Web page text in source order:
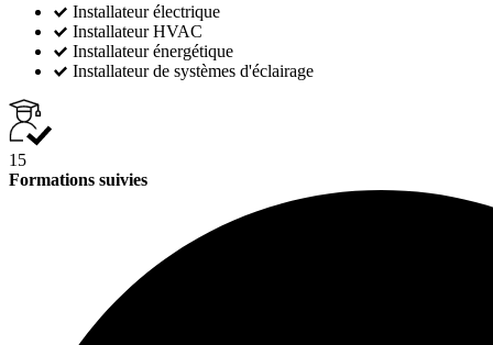
Installateur électrique
Installateur HVAC
Installateur énergétique
Installateur de systèmes d'éclairage
15
Formations suivies